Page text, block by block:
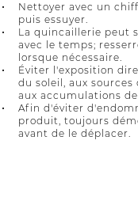
Nettoyer avec un
puis essuyer.
La quincaillerie peut
avec le temps;
lorsque nécessaire.
Éviter l'exposition
du soleil, aux sources
aux accumulations
Afin d'éviter
produit, toujours
avant de le déplacer.